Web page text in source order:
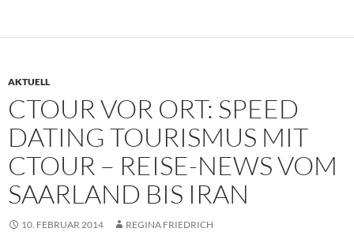
AKTUELL
CTOUR VOR ORT: SPEED
DATING TOURISMUS MIT
CTOUR – REISE-NEWS VOM
SAARLAND BIS IRAN
10. FEBRUAR 2014 REGINA FRIEDRICH